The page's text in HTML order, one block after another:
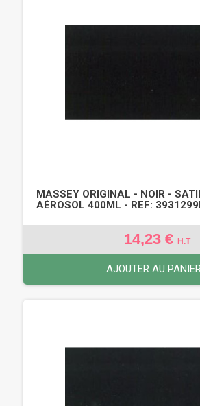
MASSEY ORIGINAL - NOIR -
AÉROSOL 400ML - REF:
14,23 € H.T
AJOUTER AU PANIER